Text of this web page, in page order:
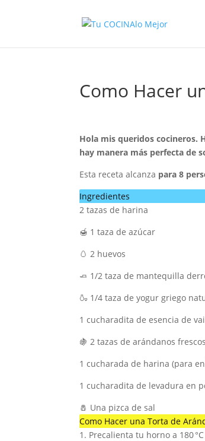
Como Hacer
Hola mis queridos cocineros.
hay manera más perfecta de
Esta receta alcanza para 8
Ingredientes
2 tazas de harina
🍯 1 taza de azúcar
🥚 2 huevos
🧈 1/2 taza de mantequilla
🍶 1/4 taza de yogur griego
1 cucharadita de esencia de
🍇 2 tazas de arándanos frescos
1 cucharada de harina (para
1 cucharadita de levadura en
🧂 Una pizca de sal
Como Hacer una Torta de
1. Precalienta tu horno a 180